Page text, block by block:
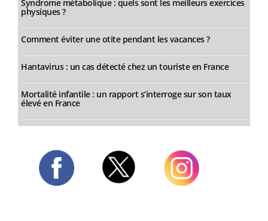
Syndrome métabolique : quels sont les meilleurs exercices
physiques ?
Comment éviter une otite pendant les vacances ?
Hantavirus : un cas détecté chez un touriste en France
Mortalité infantile : un rapport s’interroge sur son taux
élevé en France